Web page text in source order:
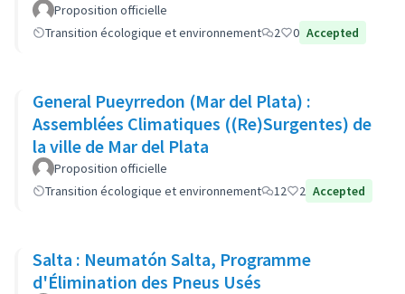
Proposition officielle
Transition écologique et environnement
2 0 Accepted
General Pueyrredon (Mar del Plata) :
Assemblées Climatiques ((Re)Surgentes) de
la ville de Mar del Plata
Proposition officielle
Transition écologique et environnement
12 2 Accepted
Salta : Neumatón Salta, Programme
d'Élimination des Pneus Usés